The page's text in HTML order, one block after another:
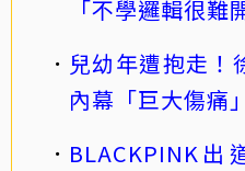
「不學邏輯很難
兒幼年遭抱走！
內幕「巨大傷痛」
BLACKPINK出